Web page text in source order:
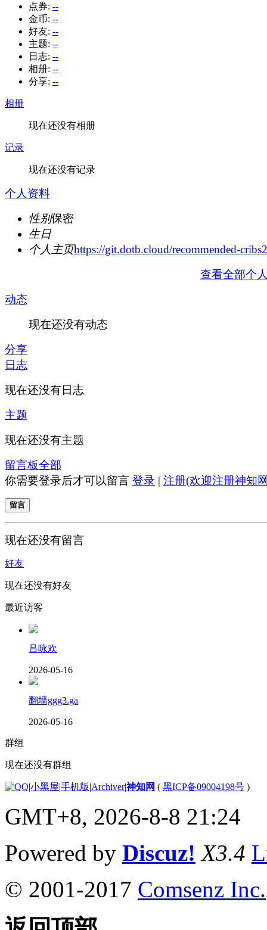
点券: --
金币: --
好友: --
主题: --
日志: --
相册: --
分享: --
相册
现在还没有相册
记录
现在还没有记录
个人资料
性别保密
生日
个人主页https://git.dotb.cloud/recommended-
查看全部个
动态
现在还没有动态
分享
日志
现在还没有日志
主题
现在还没有主题
留言板全部
你需要登录后才可以留言 登录 | 注册(欢迎注册神知
留言
现在还没有留言
好友
现在还没有好友
最近访客
吕咏欢
2026-05-16
翻墙ggg3.ga
2026-05-16
群组
现在还没有群组
|小黑屋|手机版|Archiver|神知网 ( 黑ICP备09004198号 )
GMT+8, 2026-8-8 21:24
Powered by Discuz! X3.4
© 2001-2017 Comsenz Inc.